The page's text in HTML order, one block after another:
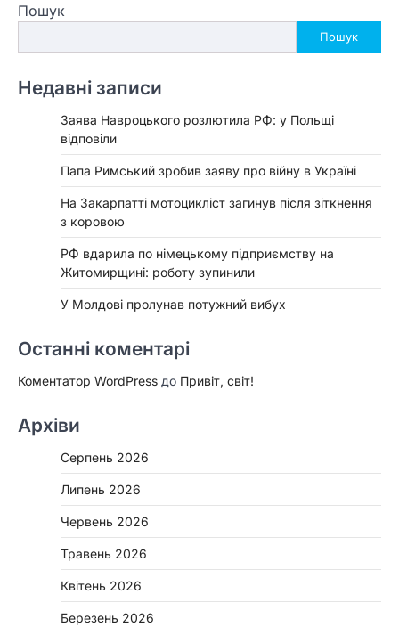
Пошук
Пошук
Недавні записи
Заява Навроцького розлютила РФ: у Польщі
відповіли
Папа Римський зробив заяву про війну в Україні
На Закарпатті мотоцикліст загинув після зіткнення
з коровою
РФ вдарила по німецькому підприємству на
Житомирщині: роботу зупинили
У Молдові пролунав потужний вибух
Останні коментарі
Коментатор WordPress до Привіт, світ!
Архіви
Серпень 2026
Липень 2026
Червень 2026
Травень 2026
Квітень 2026
Березень 2026